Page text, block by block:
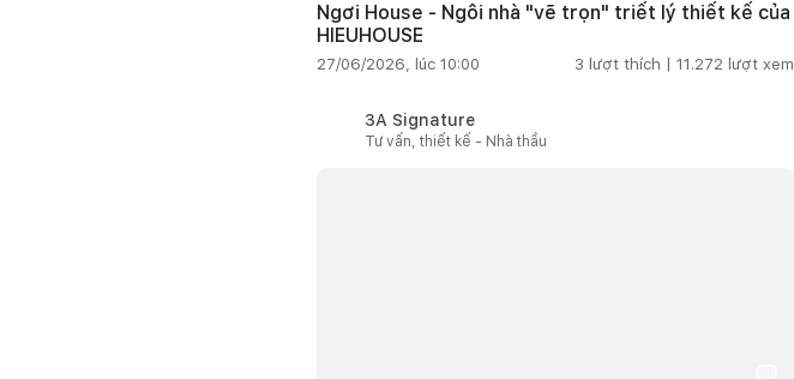
Ngơi House - Ngôi nhà "vẽ trọn" triết lý thiết kế của
HIEUHOUSE
27/06/2026, lúc 10:00 3 lượt thích | 11.272 lượt xem
3A Signature
Tư vấn, thiết kế - Nhà thầu